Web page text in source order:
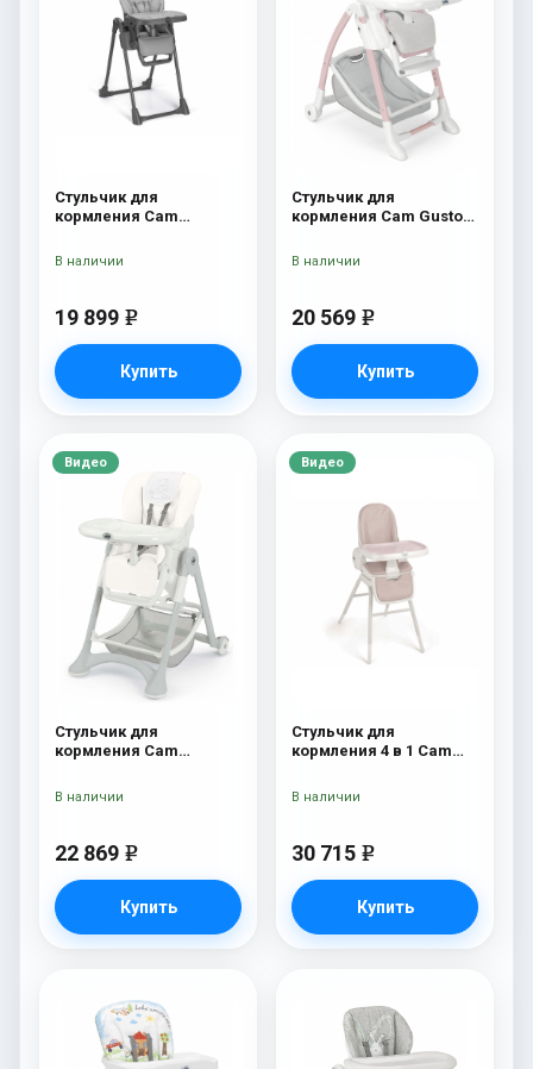
Стульчик для
кормления Cam
серый
19 899 e
Купить
В наличии
Стульчик для
кормления Cam Gusto
20 569 e
Купить
В наличии
Видео
Стульчик для
кормления Cam
Leatherette
22 869 e
Купить
В наличии
Видео
Стульчик для
кормления 4 в 1 Cam
30 715 e
Купить
В наличии